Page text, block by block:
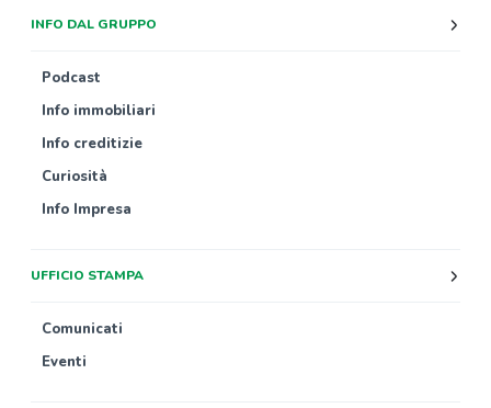
INFO DAL GRUPPO
Podcast
Info immobiliari
Info creditizie
Curiosità
Info Impresa
UFFICIO STAMPA
Comunicati
Eventi